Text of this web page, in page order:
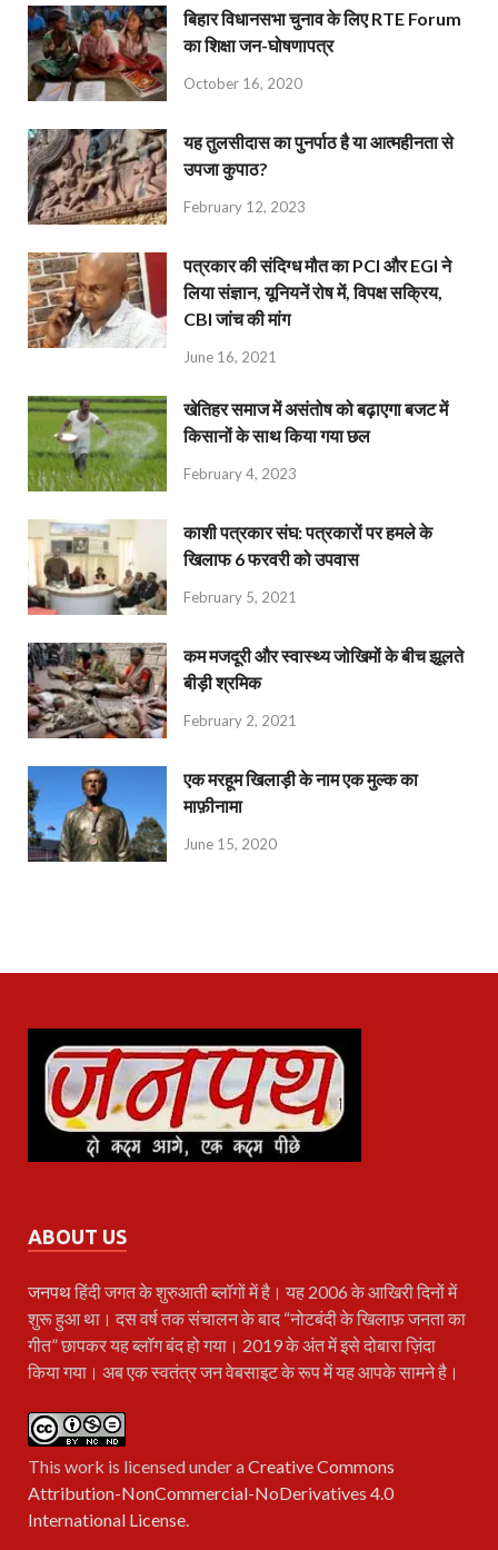
बिहार विधानसभा चुनाव के लिए RTE Forum
का शिक्षा जन-घोषणापत्र
October 16, 2020
यह तुलसीदास का पुनर्पाठ है या आत्महीनता से
उपजा कुपाठ?
February 12, 2023
पत्रकार की संदिग्ध मौत का PCI और EGI ने
लिया संज्ञान, यूनियनें रोष में, विपक्ष सक्रिय,
CBI जांच की मांग
June 16, 2021
खेतिहर समाज में असंतोष को बढ़ाएगा बजट में
किसानों के साथ किया गया छल
February 4, 2023
काशी पत्रकार संघ: पत्रकारों पर हमले के
खिलाफ 6 फरवरी को उपवास
February 5, 2021
कम मजदूरी और स्वास्थ्य जोखिमों के बीच झूलते
बीड़ी श्रमिक
February 2, 2021
एक मरहूम खिलाड़ी के नाम एक मुल्क का
माफ़ीनामा
June 15, 2020
ABOUT US
जनपथहिंदी जगत के शुरुआती ब्लॉगों में है। यह 2006 के आखिरी दिनों में
शुरू हुआ था। दस वर्ष तक संचालन के बाद “नोटबंदी के खिलाफ़ जनता का
गीत” छापकर यह ब्लॉग बंद हो गया। 2019 के अंत में इसे दोबारा ज़िंदा
किया गया। अब एक स्वतंत्र जन वेबसाइट के रूप में यह आपके सामने है।
This work is licensed under aCreative Commons
Attribution-NonCommercial-NoDerivatives 4.0
International License.